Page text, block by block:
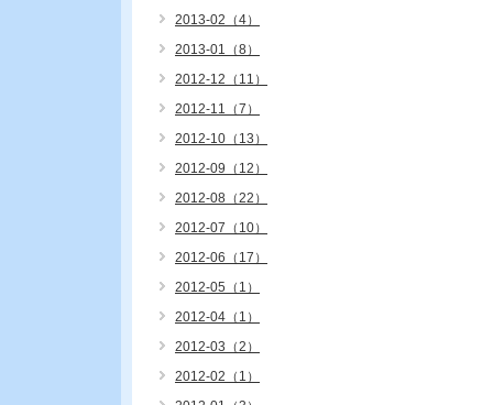
2013-02（4）
2013-01（8）
2012-12（11）
2012-11（7）
2012-10（13）
2012-09（12）
2012-08（22）
2012-07（10）
2012-06（17）
2012-05（1）
2012-04（1）
2012-03（2）
2012-02（1）